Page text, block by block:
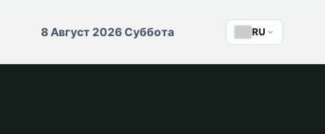
8 Август 2026 Суббота RU